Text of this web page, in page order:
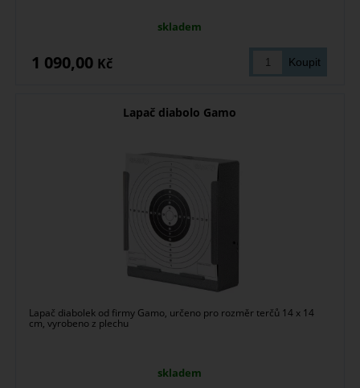
skladem
1 090,00 Kč
Lapač diabolo Gamo
Lapač diabolek od firmy Gamo, určeno pro rozměr terčů 14 x 14
cm, vyrobeno z plechu
skladem